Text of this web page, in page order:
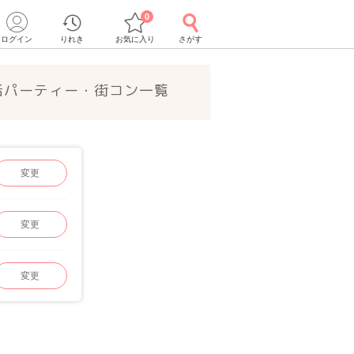
ログイン りれき お気に入り
0
さがす
ーティー・街コン一覧
変更
変更
変更